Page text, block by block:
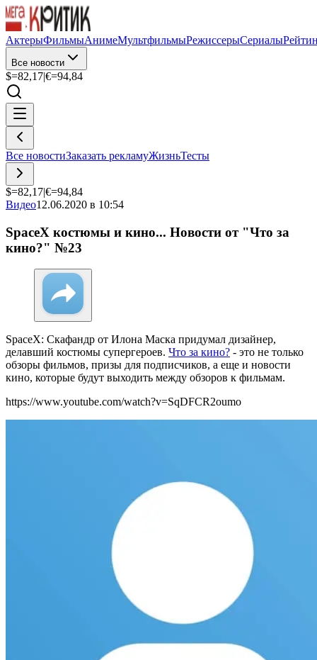
АктерыФильмыАнимеМультфильмыРежиссерыСериалы
Все новости
$=82,17|€=94,84
Все новостиЗаказать рекламуЖизньТесты
$=82,17|€=94,84
Видео12.06.2020 в 10:54
SpaceX костюмы и кино... Новости от "Что за
кино?" №23
SpaceX: Скафандр от Илона Маска придумал дизайнер,
делавший костюмы супергероев. Что за кино? - это не только
обзоры фильмов, призы для подписчиков, а еще и новости
кино, которые будут выходить между обзоров к фильмам.
https://www.youtube.com/watch?v=SqDFCR2oumo